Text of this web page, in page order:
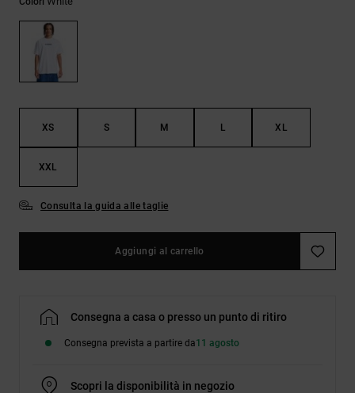
modulo di
XS S M L XL
XXL
Consulta la guida alle taglie
Aggiungi al carrello
Consegna a casa o presso un punto di ritiro
Consegna prevista a partire da11 agosto
Scopri la disponibilità in negozio